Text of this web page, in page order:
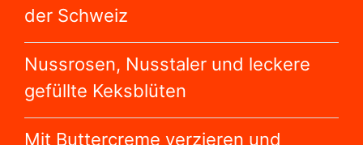
der Schweiz
Nussrosen, Nusstaler und leckere
gefüllte Keksblüten
Mit Buttercreme verzieren und